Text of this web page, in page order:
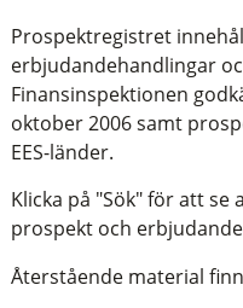
Prospektregistret
erbjudandehandlingar
Finansinspektionen
oktober 2006 samt
EES-länder.
Klicka på "Sök" för att
prospekt och
Återstående material